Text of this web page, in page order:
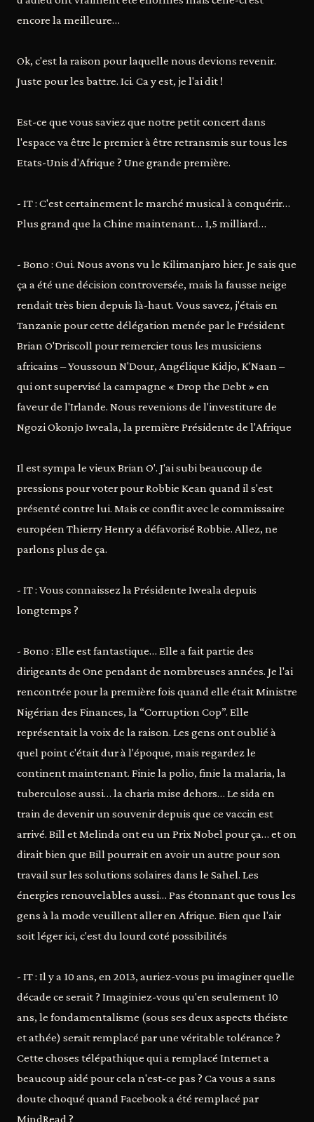
encore la meilleure…
Ok, c'est la raison pour laquelle nous devions revenir.
Juste pour les battre. Ici. Ca y est, je l'ai dit !
Est-ce que vous saviez que notre petit concert dans
l'espace va être le premier à être retransmis sur tous les
Etats-Unis d'Afrique ? Une grande première.
- IT : C'est certainement le marché musical à conquérir…
Plus grand que la Chine maintenant… 1,5 milliard…
- Bono : Oui. Nous avons vu le Kilimanjaro hier. Je sais que
ça a été une décision controversée, mais la fausse neige
rendait très bien depuis là-haut. Vous savez, j'étais en
Tanzanie pour cette délégation menée par le Président
Brian O'Driscoll pour remercier tous les musiciens
africains – Youssoun N'Dour, Angélique Kidjo, K'Naan –
qui ont supervisé la campagne « Drop the Debt » en
faveur de l'Irlande. Nous revenions de l'investiture de
Ngozi Okonjo Iweala, la première Présidente de l'Afrique
Il est sympa le vieux Brian O'. J'ai subi beaucoup de
pressions pour voter pour Robbie Kean quand il s'est
présenté contre lui. Mais ce conflit avec le commissaire
européen Thierry Henry a défavorisé Robbie. Allez, ne
parlons plus de ça.
- IT : Vous connaissez la Présidente Iweala depuis
longtemps ?
- Bono : Elle est fantastique… Elle a fait partie des
dirigeants de One pendant de nombreuses années. Je l'ai
rencontrée pour la première fois quand elle était Ministre
Nigérian des Finances, la “Corruption Cop”. Elle
représentait la voix de la raison. Les gens ont oublié à
quel point c'était dur à l'époque, mais regardez le
continent maintenant. Finie la polio, finie la malaria, la
tuberculose aussi… la charia mise dehors… Le sida en
train de devenir un souvenir depuis que ce vaccin est
arrivé. Bill et Melinda ont eu un Prix Nobel pour ça… et on
dirait bien que Bill pourrait en avoir un autre pour son
travail sur les solutions solaires dans le Sahel. Les
énergies renouvelables aussi… Pas étonnant que tous les
gens à la mode veuillent aller en Afrique. Bien que l'air
soit léger ici, c'est du lourd coté possibilités
- IT : Il y a 10 ans, en 2013, auriez-vous pu imaginer quelle
décade ce serait ? Imaginiez-vous qu'en seulement 10
ans, le fondamentalisme (sous ses deux aspects théiste
et athée) serait remplacé par une véritable tolérance ?
Cette choses télépathique qui a remplacé Internet a
beaucoup aidé pour cela n'est-ce pas ? Ca vous a sans
doute choqué quand Facebook a été remplacé par
MindRead ?